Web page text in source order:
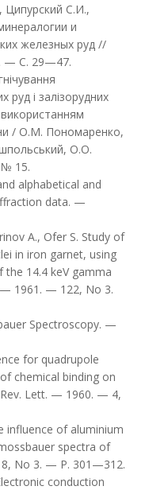
С.И.,
и
железных руд //
— С. 29—47.
руд і залізорудних
використанням
/ О.М. Пономаренко,
О.О.
15.
alphabetical and
data. —
A., Ofer S. Study of
in iron garnet, using
14.4 keV gamma
1961. — 122, No 3.
Spectroscopy. —
for quadrupole
chemical binding on
Lett. — 1960. — 4,
influence of aluminium
spectra of
No 3. — P. 301—312.
conduction